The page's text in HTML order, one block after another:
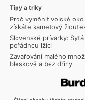
Tipy a triky
Proč vyměnit volské
získáte sametový
Slovenské prívarky:
pořádnou lžíci
Zavařování malého
bleskově a bez dřiny